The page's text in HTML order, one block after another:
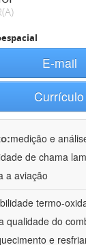
E-mail
Currículo
medição e
de chama
a aviação
termo-
qualidade do
e